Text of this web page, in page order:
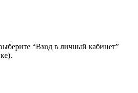
“Вход в личный кабинет”